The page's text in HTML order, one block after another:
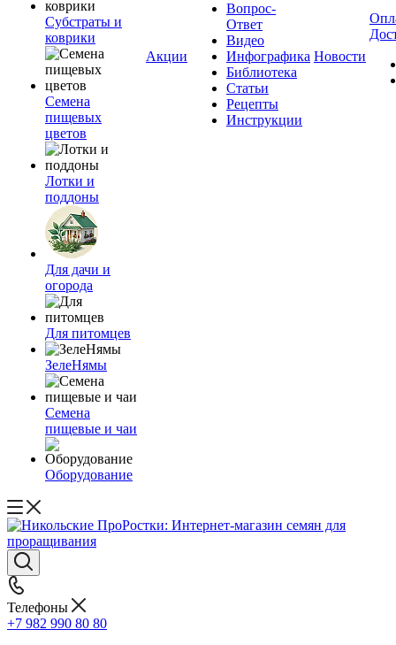
Субстраты и
коврики
Семена
пищевых
цветов
Лотки и
поддоны
Для дачи и
огорода
Для питомцев
ЗелеНямы
Семена
пищевые и чаи
Оборудование
Акции
Вопрос-
Ответ
Видео
Инфографика
Библиотека
Статьи
Рецепты
Инструкции
Новости
Телефоны
+7 982 990 80 80